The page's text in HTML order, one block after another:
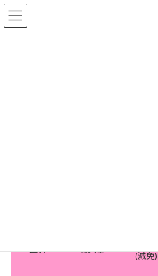
コ
ン
ナ
ビ資源化量及び残渣搬入量
区分 搬入量
(減免)